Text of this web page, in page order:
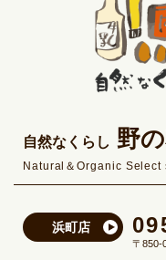
自然なくらし 野
Natural＆Organic Select
浜町店
〒850-